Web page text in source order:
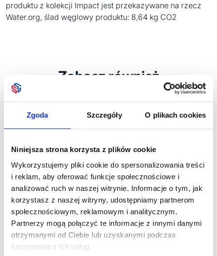
Zgoda Szczegóły O plikach cookies
Niniejsza strona korzysta z plików cookie
Wykorzystujemy pliki cookie do spersonalizowania treści
i reklam, aby oferować funkcje społecznościowe i
analizować ruch w naszej witrynie. Informacje o tym, jak
korzystasz z naszej witryny, udostępniamy partnerom
społecznościowym, reklamowym i analitycznym.
Partnerzy mogą połączyć te informacje z innymi danymi
otrzymanymi od Ciebie lub uzyskanymi podczas
korzystania z ich usług.
produktu z kolekcji Impact jest przekazywane na rzecz
Water.org, ślad węglowy produktu: 8,64 kg CO2
Zobacz również
5-panel czapka z
daszkiem 180gr
SUNNY
Dostępne różne
11,86zł netto
5-PANEL CZAPKA Z
KONOPI 370G
NAIMA CAP
Dostępne różne
kolory
5-
Dostępne
kolory